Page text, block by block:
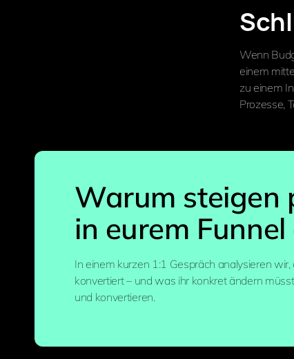
Wenn
einem
zu einem
Prozesse,
Warum steigen
in eurem Funnel
In einem kurzen 1:1 Gespräch analysieren
konvertiert – und was ihr konkret ändern
und konvertieren.